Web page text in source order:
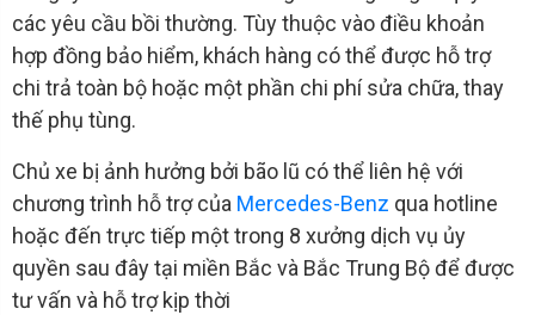
các yêu cầu bồi thường. Tùy thuộc vào điều khoản
hợp đồng bảo hiểm, khách hàng có thể được hỗ trợ
chi trả toàn bộ hoặc một phần chi phí sửa chữa, thay
thế phụ tùng.
Chủ xe bị ảnh hưởng bởi bão lũ có thể liên hệ với
chương trình hỗ trợ của Mercedes-Benz qua hotline
hoặc đến trực tiếp một trong 8 xưởng dịch vụ ủy
quyền sau đây tại miền Bắc và Bắc Trung Bộ để được
tư vấn và hỗ trợ kịp thời